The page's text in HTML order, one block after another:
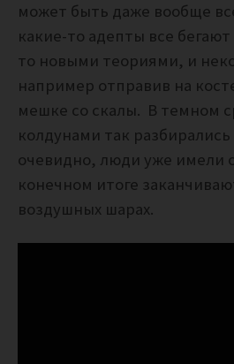
может быть даже вообще
какие-то адепты все
то новыми теориями, и
например отправив на
мешке со скалы. В темном
колдунами так
очевидно, люди уже имели
конечном итоге
воздушных шарах.